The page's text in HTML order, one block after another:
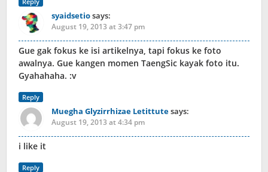
syaidsetiosays:
August 19, 2013 at 3:47 pm
Gue gak fokus ke isi artikelnya, tapi fokus ke foto
awalnya. Gue kangen momen TaengSic kayak foto itu.
Gyahahaha. :v
Reply
Muegha Glyzirrhizae Letittutesays:
August 19, 2013 at 4:34 pm
i like it
Reply